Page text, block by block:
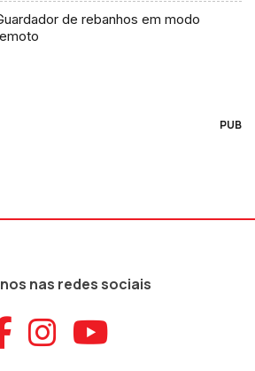
de rebanhos em modo
PUB
nas redes sociais
Aceder ao
Aceder ao
Aceder